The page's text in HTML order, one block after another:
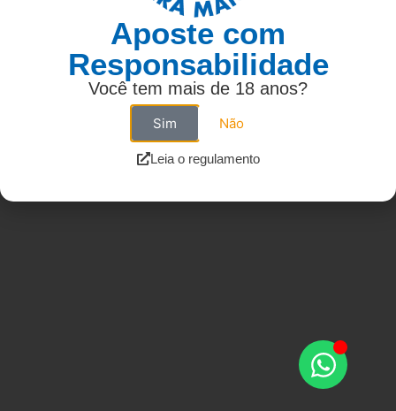
Aposte com
Responsabilidade
Você tem mais de 18 anos?
Sim Não
Leia o regulamento